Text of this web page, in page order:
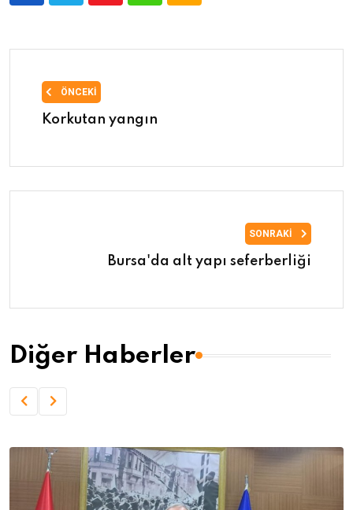
ÖNCEKI
Korkutan yangın
SONRAKI
Bursa'da alt yapı seferberliği
Diğer Haberler